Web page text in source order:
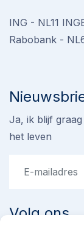
ING - NL11
Rabobank -
Ja, ik blijf
het leven
Volg ons